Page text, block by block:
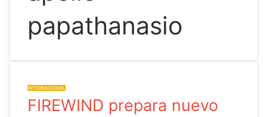
papathanasio
INTERNACIONAL
FIREWIND prepara nuevo